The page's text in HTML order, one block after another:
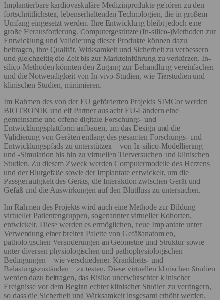
Implantierbare kardiovaskuläre Medizinprodukte gehören zu den
fortschrittlichsten, lebenserhaltenden Technologien, die in großem
Umfang eingesetzt werden. Ihre Entwicklung bleibt jedoch eine
große Herausforderung. Computergestützte (In-silico-)Methoden zur
Entwicklung und Validierung dieser Produkte können dazu
beitragen, ihre Qualität, Wirksamkeit und Sicherheit zu verbessern
und gleichzeitig die Zeit bis zur Markteinführung zu verkürzen. In-
silico-Methoden könnten den Zugang zur Behandlung vereinfachen
und die Notwendigkeit von In-vivo-Studien, wie Tierstudien und
klinischen Studien, minimieren.
Im Rahmen des von der EU geförderten Projekts SIMCor werden
BIOTRONIK und elf Partner aus acht EU-Ländern eine
gemeinsame und offene digitale Forschungs- und
Entwicklungsplattform aufbauen, um das Design und die
Validierung von Geräten entlang des gesamten Forschungs- und
Entwicklungspfads zu unterstützen – von In-silico-Modellierung
und -Simulation bis hin zu virtuellen Tierversuchen und klinischen
Studien. Zu diesem Zweck werden Computermodelle des Herzens
und der Blutgefäße sowie der Implantate entwickelt, um die
Passgenauigkeit des Geräts, die Interaktion zwischen Gerät und
Gefäß und die Auswirkungen auf den Blutfluss zu untersuchen.
Im Rahmen des Projekts wird auch eine Methode zur Bildung
virtueller Patientengruppen, sogenannter virtueller Kohorten,
entwickelt. Diese werden es ermöglichen, neue Implantate unter
Verwendung einer breiten Palette von Gefäßanatomien,
pathologischen Veränderungen an Geometrie und Struktur sowie
unter diversen physiologischen und pathophysiologischen
Bedingungen – wie verschiedenen Krankheits- und
Belastungszuständen – zu testen. Diese virtuellen klinischen Studien
werden dazu beitragen, das Risiko unerwünschter klinischer
Ereignisse vor dem Beginn echter klinischer Studien zu verringern,
so dass die Sicherheit und Wirksamkeit insgesamt erhöht werden.